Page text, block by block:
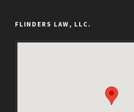
FLINDERS LAW, LLC.